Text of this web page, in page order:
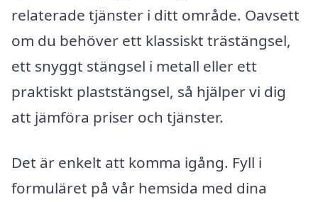
relaterade tjänster i ditt område. Oavsett
om du behöver ett klassiskt trästängsel,
ett snyggt stängsel i metall eller ett
praktiskt plaststängsel, så hjälper vi dig
att jämföra priser och tjänster.
Det är enkelt att komma igång. Fyll i
formuläret på vår hemsida med dina